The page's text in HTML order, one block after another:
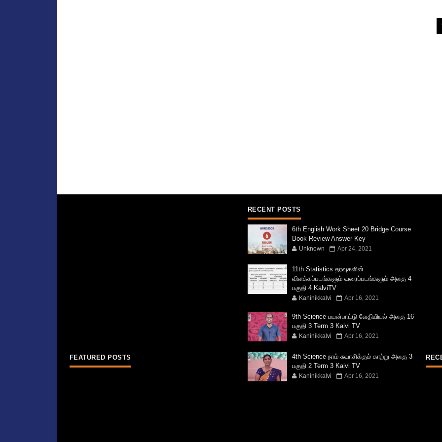
FEATURED POSTS
RECENT POSTS
6th English Work Sheet 20 Bridge Course
Book Review Answer Key
Unknown Apr 24, 2021
11th Statistics தரவுகளின்
விளக்கப்படங்களும் வரைப்படங்களும் அலகு 4
பகுதி 4 KalviTV
Kaninikkalvi Apr 16, 2021
9th Science பயன்பாட்டு வேதியியல் அலகு 16
பகுதி 3 Term 3 Kalvi TV
Kaninikkalvi Apr 16, 2021
4th Science நாம் சுவாசிக்கும் காற்று அலகு 3
பகுதி 2 Term 3 Kalvi TV
Kaninikkalvi Apr 16, 2021